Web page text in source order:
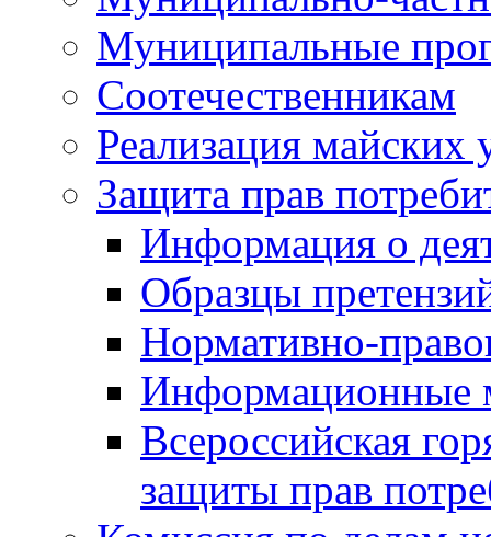
Муниципальные
Соотечественникам
Реализация майских
Защита прав
Информация о
Образцы
Нормативно-
Информационные
Всероссийская
защиты прав